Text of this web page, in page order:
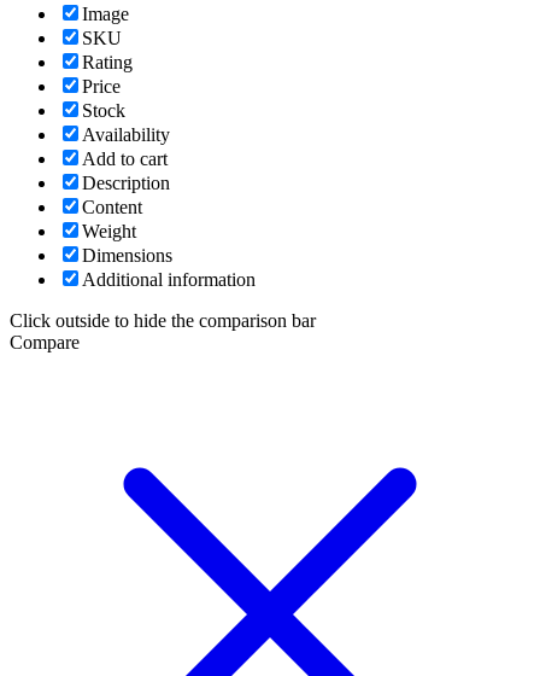
Image
SKU
Rating
Price
Stock
Availability
Add to cart
Description
Content
Weight
Dimensions
Additional information
Click outside to hide the comparison bar
Compare